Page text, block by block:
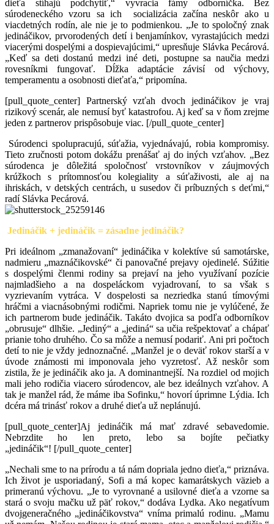
dieťa stíhajú podchytiť,“ vyvracia fámy odborníčka. Bez
súrodeneckého vzoru sa ich socializácia začína neskôr ako u
viacdetných rodín, ale nie je to podmienkou. „Je to spoločný znak
jedináčikov, prvorodených detí i benjamínkov, vyrastajúcich medzi
viacerými dospelými a dospievajúcimi,“ upresňuje Slávka Pecárová.
„Keď sa deti dostanú medzi iné deti, postupne sa naučia medzi
rovesníkmi fungovať. Dĺžka adaptácie závisí od výchovy,
temperamentu a osobnosti dieťaťa,“ pripomína.
[pull_quote_center] Partnerský vzťah dvoch jedináčikov je vraj
rizikový scenár, ale nemusí byť katastrofou. Aj keď sa v ňom zrejme
jeden z partnerov prispôsobuje viac. [/pull_quote_center]
Súrodenci spolupracujú, súťažia, vyjednávajú, robia kompromisy.
Tieto zručnosti potom dokážu prenášať aj do iných vzťahov. „Bez
súrodenca je dôležitá spoločnosť vrstovníkov v záujmových
krúžkoch s prítomnosťou kolegiality a súťaživosti, ale aj na
ihriskách, v detských centrách, u susedov či príbuzných s deťmi,“
radí Slávka Pecárová.
Jedináčik + jedináčik = zásadne jedináčik?
Pri ideálnom „zmanažovaní“ jedináčika v kolektíve sú samotárske,
nadmieru „maznáčikovské“ či panovačné prejavy ojedinelé. Súžitie
s dospelými členmi rodiny sa prejaví na jeho využívaní pozície
najmladšieho a na dospeláckom vyjadrovaní, to sa však s
vyzrievaním vytráca. V dospelosti sa nezriedka stanú tímovými
hráčmi a viacnásobnými rodičmi. Napriek tomu nie je vylúčené, že
ich partnerom bude jedináčik. Takáto dvojica sa podľa odborníkov
„obrusuje“ dlhšie. „Jediný“ a „jediná“ sa učia rešpektovať a chápať
prianie toho druhého. Čo sa môže a nemusí podariť. Ani pri počtoch
detí to nie je vždy jednoznačné. „Manžel je o deväť rokov starší a v
úvode známosti mi imponovala jeho vyzretosť. Až neskôr som
zistila, že je jedináčik ako ja. A dominantnejší. Na rozdiel od mojich
mali jeho rodičia viacero súrodencov, ale bez ideálnych vzťahov. A
tak je manžel rád, že máme iba Sofinku,“ hovorí úprimne Lýdia. Ich
dcéra má trinásť rokov a druhé dieťa už neplánujú.
[pull_quote_center]Aj jedináčik má mať zdravé sebavedomie.
Nebrzdite ho len preto, lebo sa bojíte pečiatky
„jedináčik“! [/pull_quote_center]
„Nechali sme to na prírodu a tá nám dopriala jedno dieťa,“ priznáva.
Ich život je usporiadaný, Sofi a má kopec kamarátskych väzieb a
primeranú výchovu. „Je to vyrovnané a usilovné dieťa a vzorne sa
stará o svoju mačku už päť rokov,“ dodáva Lydka. Ako negatívum
dvojgeneračného „jedináčikovstva“ vníma primalú rodinu. „Mamu